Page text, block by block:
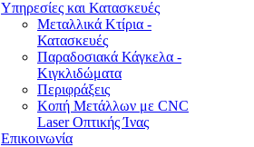
Υπηρεσίες και Κατασκευές
Μεταλλικά Κτίρια -
Κατασκευές
Παραδοσιακά Κάγκελα -
Κιγκλιδώματα
Περιφράξεις
Κοπή Μετάλλων με CNC
Laser Οπτικής Ίνας
Επικοινωνία